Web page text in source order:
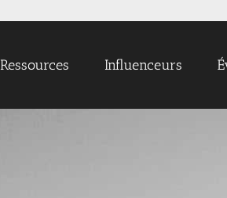
Ressources Influenceurs